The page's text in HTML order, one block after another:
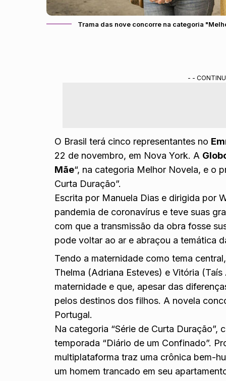
Trama das nove concorre na categoria
- -
O Brasil terá cinco representantes no
22 de novembro, em Nova York. A
Mãe“, na categoria Melhor Novela, e o
Curta Duração”.
Escrita por Manuela Dias e dirigida por
pandemia de coronavírus e teve suas
com que a transmissão da obra fosse
pode voltar ao ar e abraçou a temática
Tendo a maternidade como tema
Thelma (Adriana Esteves) e Vitória
maternidade e que, apesar das
pelos destinos dos filhos. A novela
Portugal.
Na categoria “Série de Curta
temporada “Diário de um Confinado”.
multiplataforma traz uma crônica bem-
um homem trancado em seu